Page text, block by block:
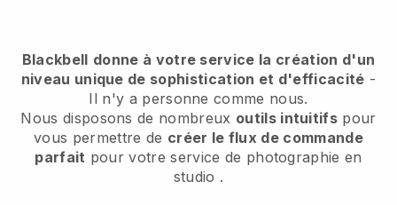
Blackbell donne à votre service la création d'un
niveau unique de sophistication et d'efficacité -
Il n'y a personne comme nous.
Nous disposons de nombreux outils intuitifs pour
vous permettre de créer le flux de commande
parfait pour votre service de photographie en
studio .